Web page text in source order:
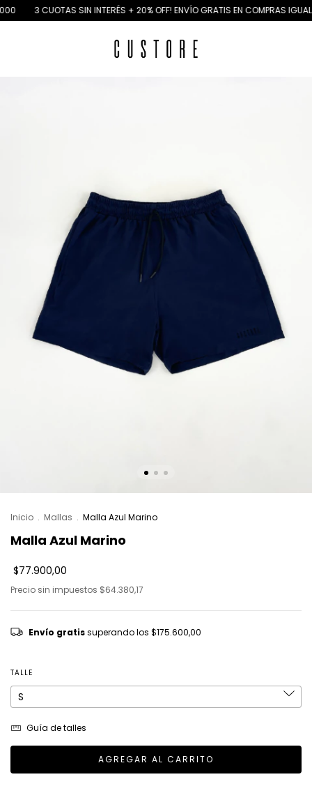
3 CUOTAS SIN INTERÉS + 20% OFF! ENVÍO GRATIS EN COMPRAS IGUAL
Inicio . Mallas . Malla Azul Marino
Malla Azul Marino
$77.900,00
Precio sin impuestos $64.380,17
Envío gratis superando los $175.600,00
TALLE
Guía de talles